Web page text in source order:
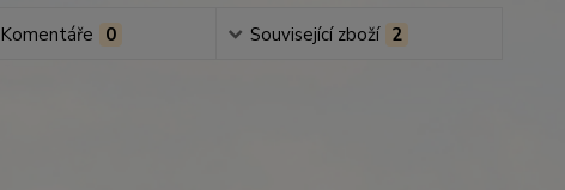
Komentáře 0 Související zboží 2